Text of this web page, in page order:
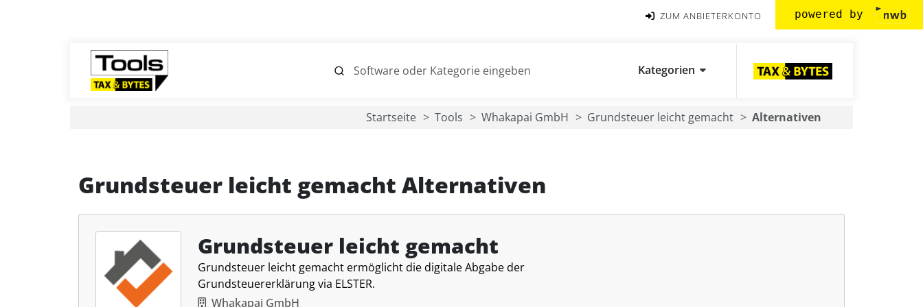
ZUM ANBIETERKONTO powered by
Kategorien
Startseite Tools Whakapai GmbH Grundsteuer leicht gemacht Alternativen
Grundsteuer leicht gemacht Alternativen
Grundsteuer leicht gemacht
Grundsteuer leicht gemacht ermöglicht die digitale Abgabe der
Grundsteuererklärung via ELSTER.
Whakapai GmbH